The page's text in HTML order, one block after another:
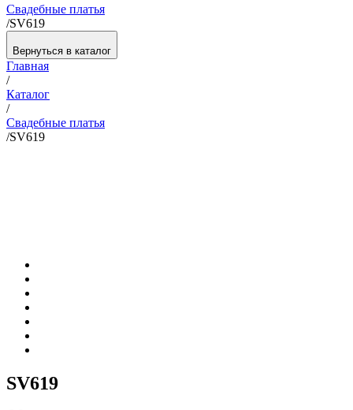
Свадебные платья
/SV619
Вернуться в каталог
Главная
/
Каталог
/
Свадебные платья
/SV619
SV619